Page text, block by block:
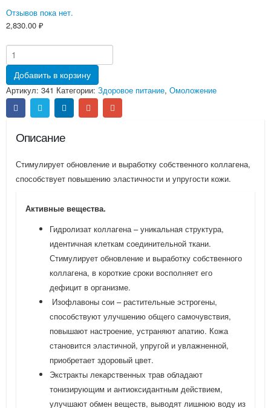
Отзывов пока нет.
2,830.00 ₽
Добавить в корзину
Артикул: 341 Категории: Здоровое питание, Омоложение
Описание
Стимулирует обновление и выработку собственного коллагена,
способствует повышению эластичности и упругости кожи.
Активные вещества.
Гидролизат коллагена – уникальная структура,
идентичная клеткам соединительной ткани.
Стимулирует обновление и выработку собственного
коллагена, в короткие сроки восполняет его
дефицит в организме.
Изофлавоны сои – растительные эстрогены,
способствуют улучшению общего самочувствия,
повышают настроение, устраняют апатию. Кожа
становится эластичной, упругой и увлажненной,
приобретает здоровый цвет.
Экстракты лекарственных трав обладают
тонизирующим и антиоксидантным действием,
улучшают обмен веществ, выводят лишнюю воду из